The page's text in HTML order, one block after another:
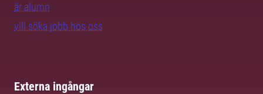
är alumn
vill söka jobb hos oss
Externa ingångar